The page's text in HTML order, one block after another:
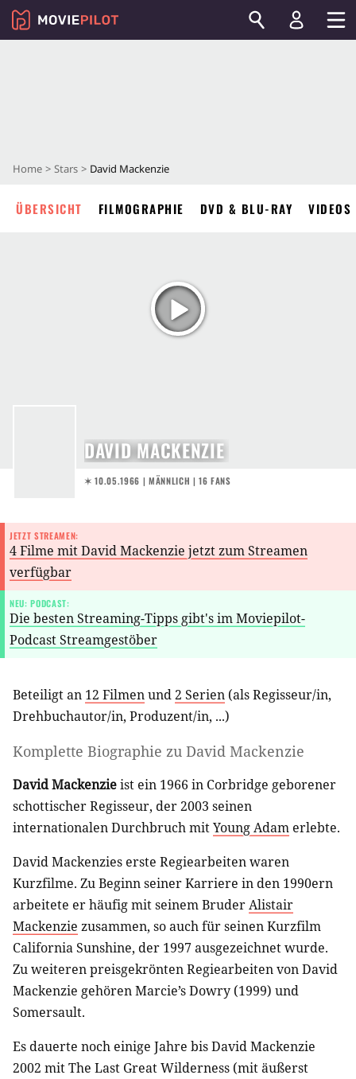
Home Stars David Mackenzie
ÜBERSICHT FILMOGRAPHIE DVD & BLU-RAY VIDEOS
DAVID MACKENZIE
✶ 10.05.1966 | MÄNNLICH | 16 FANS
JETZT STREAMEN:
4 Filme mit David Mackenzie jetzt zum Streamen
verfügbar
NEU: PODCAST:
Die besten Streaming-Tipps gibt's im Moviepilot-
Podcast Streamgestöber
Beteiligt an 12 Filmenund2 Serien (alsRegisseur/in,
Drehbuchautor/in, Produzent/in, ...)
Komplette Biographie zu David Mackenzie
David Mackenzieist ein 1966 in Corbridge geborener
schottischer Regisseur, der 2003 seinen
internationalen Durchbruch mitYoung Adam erlebte.
David Mackenzies erste Regiearbeiten waren
Kurzfilme. Zu Beginn seiner Karriere in den 1990ern
arbeitete er häufig mit seinem BruderAlistair
Mackenzie zusammen, so auch für seinen Kurzfilm
California Sunshine, der 1997 ausgezeichnet wurde.
Zu weiteren preisgekrönten Regiearbeiten von David
Mackenzie gehören Marcie’s Dowry (1999) und
Somersault.
Es dauerte noch einige Jahre bis David Mackenzie
2002 mit The Last Great Wilderness (mit äußerst